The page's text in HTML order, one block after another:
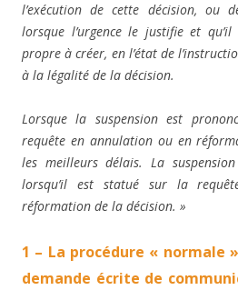
l’exécution de cette décision, ou
lorsque l’urgence le justifie et
propre à créer, en l’état de
à la légalité de la décision.
Lorsque la suspension est
requête en annulation ou en
les meilleurs délais. La
lorsqu’il est statué sur la
réformation de la décision. »
1 – La procédure « normale
demande écrite de